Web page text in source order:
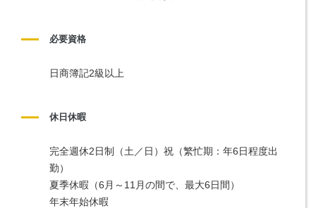
必要資格
日商簿記2級以上
休日休暇
完全週休2日制（土／日）祝（繁忙期：年6日程度出
勤）
夏季休暇（6月～11月の間で、最大6日間）
年末年始休暇